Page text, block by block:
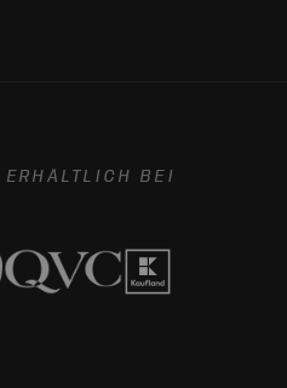
BEI